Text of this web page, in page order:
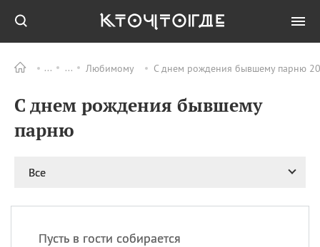
Любимому С днем рождения бывшему парню
С днем рождения бывшему
парню
Все
Пусть в гости собирается
ПРАЗДНИКИ Все
09.08
День памяти жертв
день